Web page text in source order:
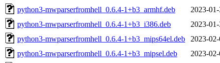
python3-mwparserfromhell_0.6.4-1+b3_armhf.deb
2023-
python3-mwparserfromhell_0.6.4-1+b3_i386.deb
2023-
python3-mwparserfromhell_0.6.4-1+b3_mips64el.deb
2023-
python3-mwparserfromhell_0.6.4-1+b3_mipsel.deb
2023-